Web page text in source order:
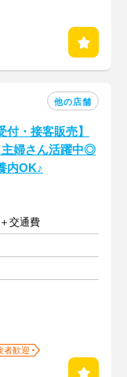
他の店舗
付・接客販売】
主婦さん活躍中◎
内OK♪
交通費
者歓迎